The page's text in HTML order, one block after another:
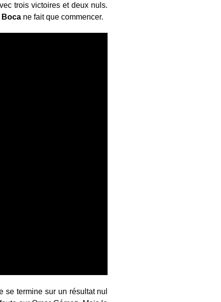
trois victoires et deux nuls.
Bocane fait que commencer.
se termine sur un résultat nul